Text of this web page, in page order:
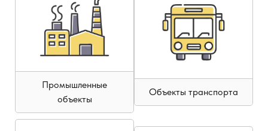
Промышленные
объекты
Объекты транспорта